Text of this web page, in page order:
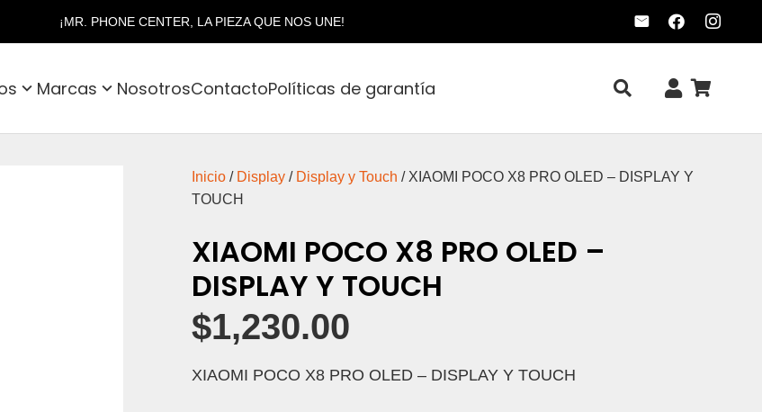
¡MR. PHONE CENTER, LA PIEZA QUE NOS UNE!
Marcas NosotrosContactoPolíticas de garantía
Inicio/ Display/ Display y Touch / XIAOMI POCO X8 PRO OLED – DISPLAY Y
TOUCH
XIAOMI POCO X8 PRO OLED –
DISPLAY Y TOUCH
$1,230.00
XIAOMI POCO X8 PRO OLED – DISPLAY Y TOUCH